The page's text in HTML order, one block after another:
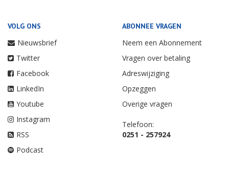
VOLG ONS
Nieuwsbrief
Twitter
Facebook
LinkedIn
Youtube
Instagram
RSS
Podcast
ABONNEE VRAGEN
Neem een Abonnement
Vragen over betaling
Adreswijziging
Opzeggen
Overige vragen
Telefoon:
0251 - 257924